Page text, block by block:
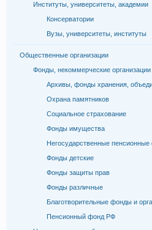
Институты, университеты, академии
Консерватории
Вузы, университеты, институты
Общественные организации
Фонды, некоммерческие организации
Архивы, фонды хранения,
Охрана памятников
Социальное страхование
Фонды имущества
Негосударственные
Фонды детские
Фонды защиты прав
Фонды различные
Благотворительные фонды и
Пенсионный фонд РФ